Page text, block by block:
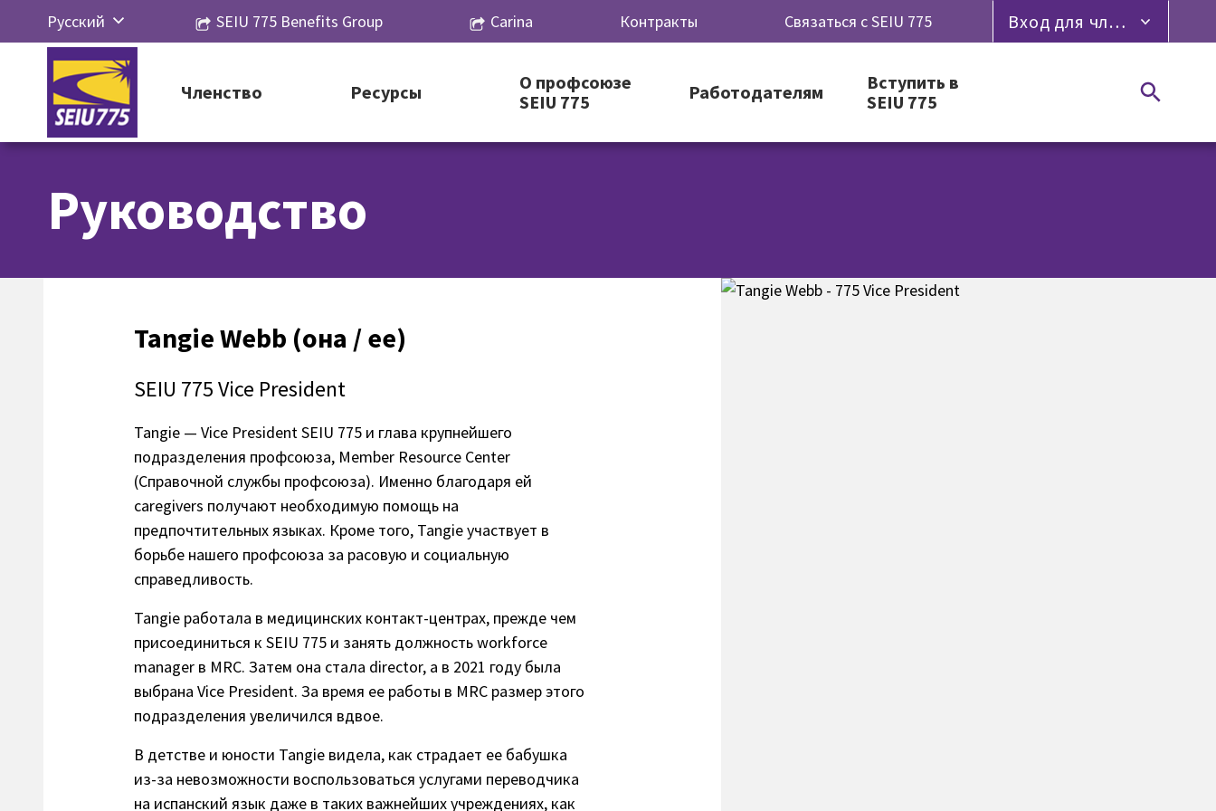
Перейти
контенту
Русский
English
Español
简体中
文
한국어
Tiếng
SEIU 775 Benefits Group Carina Контракты Связаться с SEIU 775 Вход для членов профсоюза
Членство Ресурсы
О профсоюзе
SEIU 775
Работодателям
Вступить в
SEIU 775
Руководство
Tangie Webb (она / ее)
SEIU 775 Vice President
Tangie — Vice President SEIU 775 и глава крупнейшего
подразделения профсоюза, Member Resource Center
(Справочной службы профсоюза). Именно благодаря ей
caregivers получают необходимую помощь на
предпочтительных языках. Кроме того, Tangie участвует в
борьбе нашего профсоюза за расовую и социальную
справедливость.
Tangie работала в медицинских контакт-центрах, прежде чем
присоединиться к SEIU 775 и занять должность workforce
manager в MRC. Затем она стала director, а в 2021 году была
выбрана Vice President. За время ее работы в MRC размер этого
подразделения увеличился вдвое.
В детстве и юности Tangie видела, как страдает ее бабушка
из-за невозможности воспользоваться услугами переводчика
на испанский язык даже в таких важнейших учреждениях, как